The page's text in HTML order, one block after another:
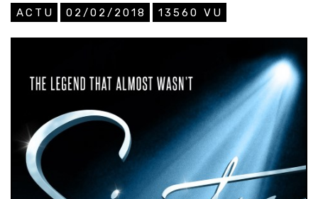
ACTU 02/02/2018 13560 VU